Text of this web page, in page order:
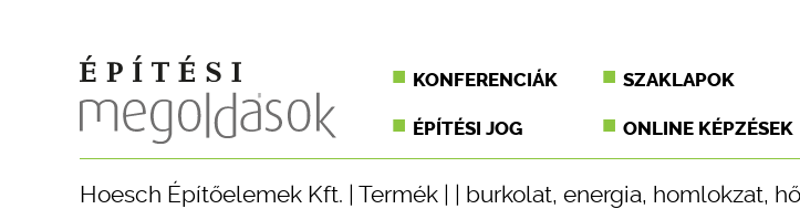
KONFERENCIÁK SZAKLAPOK
ÉPÍTÉSI JOG ONLINE KÉPZÉSEK
Hoesch Építőelemek Kft. Termék burkolat, energia, homlokzat,